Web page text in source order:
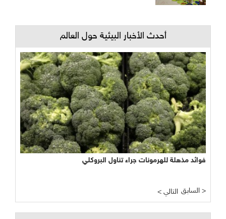
أحدث الأخبار البيئية حول العالم
فوائد مذهلة للهرمونات جراء تناول البروكلي
< التالي السابق >